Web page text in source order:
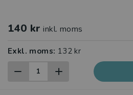
140 kr inkl. moms
Exkl. moms: 132 kr